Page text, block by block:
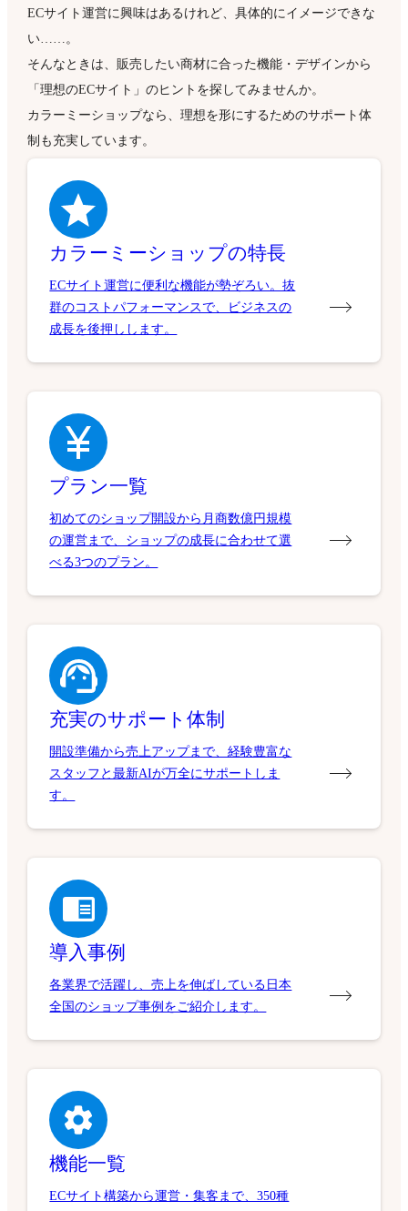
ECサイト運営に興味はあるけれど、具体的にイメージできな
い……。
そんなときは、販売したい商材に合った機能・デザインから
「理想のECサイト」のヒントを探してみませんか。
カラーミーショップなら、理想を形にするためのサポート体
制も充実しています。
カラーミーショップの特長
ECサイト運営に便利な機能が勢ぞろい。抜
群のコストパフォーマンスで、ビジネスの
成長を後押しします。
プラン一覧
初めてのショップ開設から月商数億円規模
の運営まで、ショップの成長に合わせて選
べる3つのプラン。
充実のサポート体制
開設準備から売上アップまで、経験豊富な
スタッフと最新AIが万全にサポートしま
す。
導入事例
各業界で活躍し、売上を伸ばしている日本
全国のショップ事例をご紹介します。
機能一覧
ECサイト構築から運営・集客まで、350種